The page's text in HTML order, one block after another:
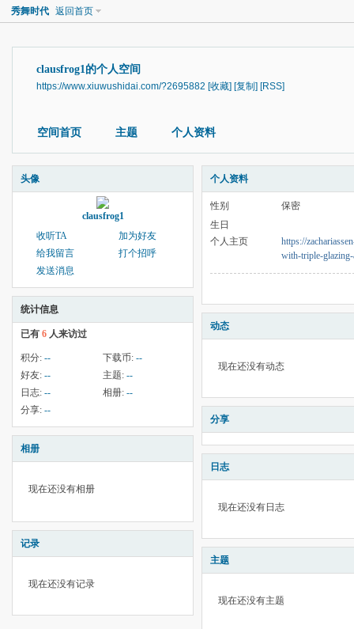
秀舞时代 返回首页
clausfrog1的个人空间
https://www.xiuwushidai.com/?2695882 [收藏] [复制] [RSS]
空间首页 主题 个人资料
头像
clausfrog1
收听TA
加为好友
给我留言
打个招呼
发送消息
统计信息
已有 6 人来访过
积分: -- 下载币: --
好友: -- 主题: --
日志: -- 相册: --
分享: --
相册
现在还没有相册
记录
现在还没有记录
个人资料
性别
保密
生日
个人主页
https://
with-triple-
动态
现在还没有动态
分享
日志
现在还没有日志
主题
现在还没有主题